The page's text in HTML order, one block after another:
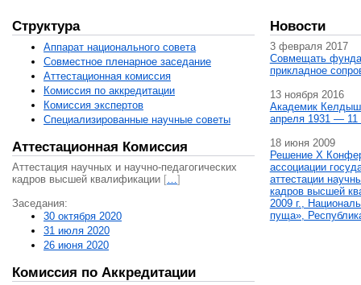
Структура
Аппарат национального совета
Совместное пленарное заседание
Аттестационная комисcия
Комиссия по аккредитации
Комиссия экспертов
Специализированные научные советы
Аттестационная Комиссия
Аттестация научных и научно-педагогических
кадров высшей квалификации […]
Заседания:
30 октября 2020
31 июля 2020
26 июня 2020
Комиссия по Аккредитации
Новости
3 февраля 2017
Совмещать
прикладное
13 ноября 2016
Академик
апреля 1931 — 11
18 июня 2009
Решение X
ассоциации
аттестации
кадров высшей
2009 г.,
пуща»,